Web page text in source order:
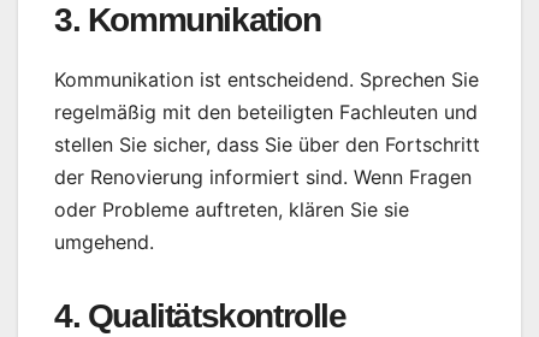
3. Kommunikation
Kommunikation ist entscheidend. Sprechen Sie
regelmäßig mit den beteiligten Fachleuten und
stellen Sie sicher, dass Sie über den Fortschritt
der Renovierung informiert sind. Wenn Fragen
oder Probleme auftreten, klären Sie sie
umgehend.
4. Qualitätskontrolle